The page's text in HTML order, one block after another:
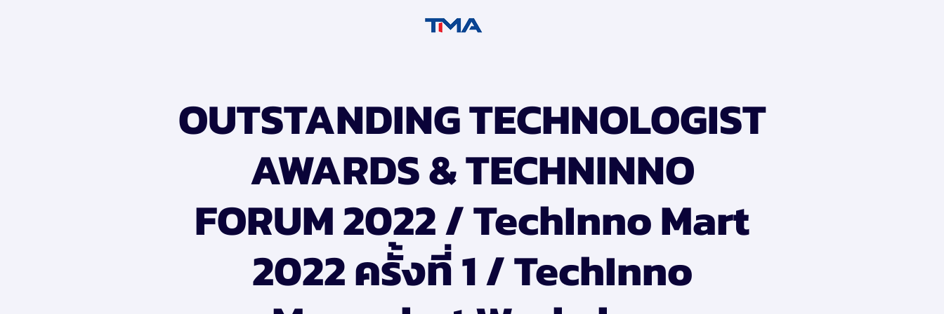
OUTSTANDING TECHNOLOGIST
AWARDS & TECHNINNO
FORUM 2022 / TechInno Mart
2022 ครั้งที่ 1 / TechInno